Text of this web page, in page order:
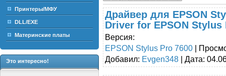
Принтеры/МФУ
DLL/EXE
Материнские платы
Это интересно!
Драйвер для EPSON
Driver for EPSON Stylus
Версия:
EPSON Stylus Pro 7600 |
Добавил: Evgen348 | Дата: